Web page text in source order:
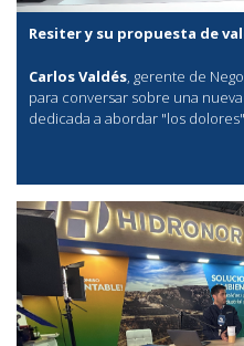
Resiter y su propuesta de
Carlos Valdés, gerente de
para conversar sobre una
dedicada a abordar "los